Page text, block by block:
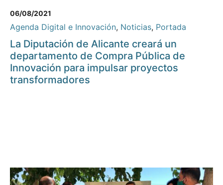
06/08/2021
Agenda Digital e Innovación, Noticias, Portada
La Diputación de Alicante creará un
departamento de Compra Pública de
Innovación para impulsar proyectos
transformadores